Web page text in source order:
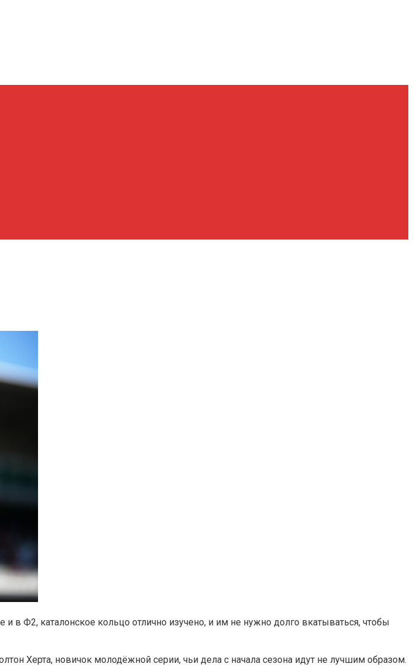
в Ф2, каталонское кольцо отлично изучено, и им не нужно долго вкатываться, чтобы
Херта, новичок молодёжной серии, чьи дела с начала сезона идут не лучшим образом.